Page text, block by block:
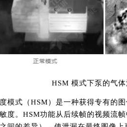
HSM 模式下泵的气体
式（HSM）是一种获得专有的图
度。HSM功能从后续帧的视频流